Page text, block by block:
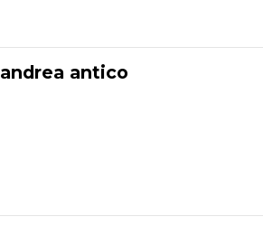
andrea antico